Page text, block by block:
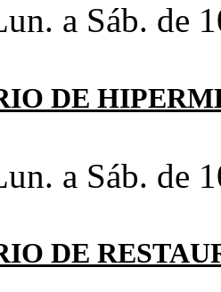
a Sáb. de
DE
a Sáb. de
DE